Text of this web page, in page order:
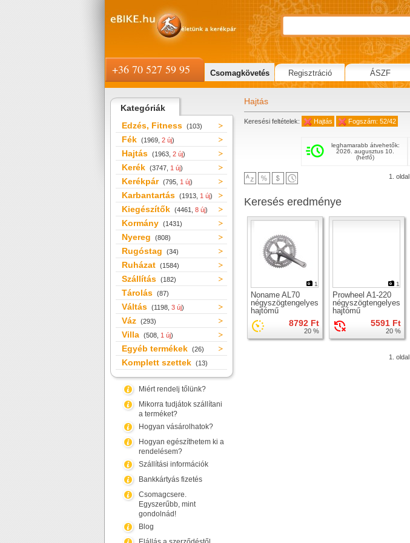
Kategóriák
Edzés, Fitness (103)
Fék (1969, 2 új)
Hajtás (1963, 2 új)
Kerék (3747, 1 új)
Kerékpár (795, 1 új)
Karbantartás (1913, 1 új)
Kiegészítők (4461, 8 új)
Kormány (1431)
Nyereg (808)
Rugóstag (34)
Ruházat (1584)
Szállítás (182)
Tárolás (87)
Váltás (1198, 3 új)
Váz (293)
Villa (508, 1 új)
Egyéb termékek (26)
Komplett szettek (13)
Miért rendelj tőlünk?
Mikorra tudjátok szállítani
a terméket?
Hogyan vásárolhatok?
Hogyan egészíthetem ki a
rendelésem?
Szállítási információk
Bankkártyás fizetés
Csomagcsere.
Egyszerűbb, mint
gondolnád!
Blog
Hajtás
Keresési feltételek: Hajtás Fogszám: 52/42
leghamarabb átvehetők:
2026. augusztus 10.
(hétfő)
1.
Keresés eredménye
1
Noname AL70
négyszögtengelyes
hajtómű
8792 Ft
20 %
1
Prowheel A1-220
négyszögtengelyes
hajtómű
5591 Ft
20 %
1.
+36 70 527 59 95 Csomagkövetés Regisztráció ÁSZF